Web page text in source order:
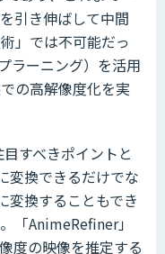
引き伸ばして中間
」では不可能だっ
ラーニング）を活用
の高解像度化を実
すべきポイントと
変換できるだけでな
変換することもでき
「AnimeRefiner」
度の映像を推定する